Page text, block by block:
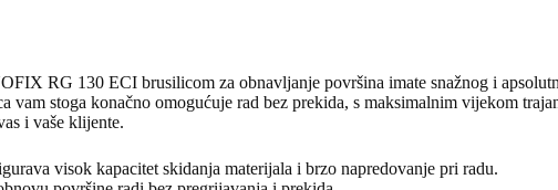
RG 130 ECI brusilicom za obnavljanje površina imate snažnog i
vam stoga konačno omogućuje rad bez prekida, s maksimalnim vijekom
i vaše klijente.
visok kapacitet skidanja materijala i brzo napredovanje pri radu.